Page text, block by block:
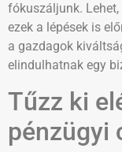
fókuszáljunk.
ezek a lépések is
a gazdagok
elindulhatnak egy
Tűzz ki
pénzügyi